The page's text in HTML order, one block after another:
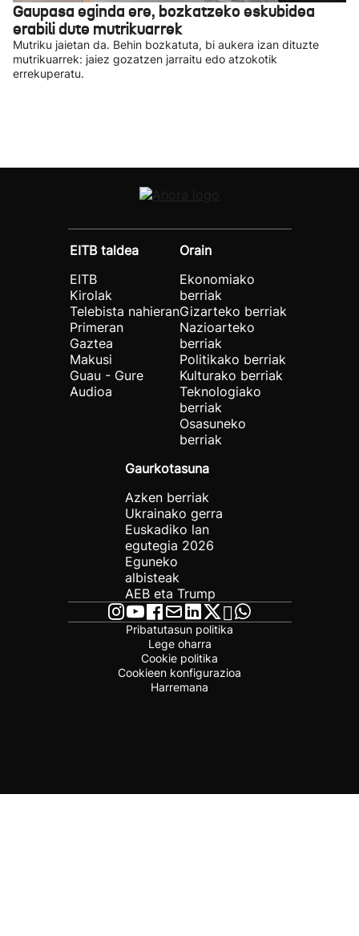
Gaupasa eginda ere, bozkatzeko eskubidea
erabili dute mutrikuarrek
Mutriku jaietan da. Behin bozkatuta, bi aukera izan dituzte
mutrikuarrek: jaiez gozatzen jarraitu edo atzokotik
errekuperatu.
EITB taldea
EITB
Kirolak
Telebista nahieran
Primeran
Gaztea
Makusi
Guau - Gure
Audioa
Orain
Ekonomiako
berriak
Gizarteko berriak
Nazioarteko
berriak
Politikako berriak
Kulturako berriak
Teknologiako
berriak
Osasuneko
berriak
Gaurkotasuna
Azken berriak
Ukrainako gerra
Euskadiko lan
egutegia 2026
Eguneko
albisteak
AEB eta Trump
Pribatutasun politika
Lege oharra
Cookie politika
Cookieen konfigurazioa
Harremana